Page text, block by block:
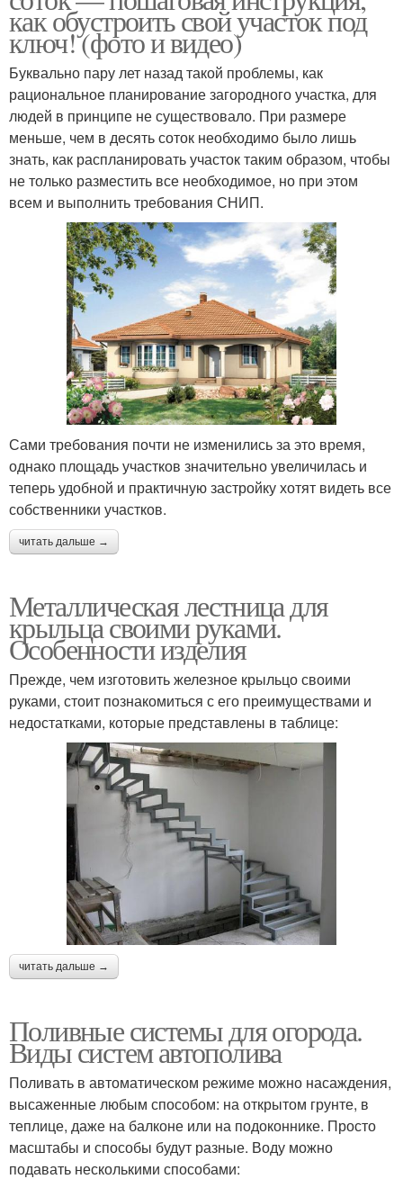
как обустроить свой участок под
ключ! (фото и видео)
Буквально пару лет назад такой проблемы, как
рациональное планирование загородного участка, для
людей в принципе не существовало. При размере
меньше, чем в десять соток необходимо было лишь
знать, как распланировать участок таким образом, чтобы
не только разместить все необходимое, но при этом
всем и выполнить требования СНИП.
Сами требования почти не изменились за это время,
однако площадь участков значительно увеличилась и
теперь удобной и практичную застройку хотят видеть все
собственники участков.
читать дальше →
Металлическая лестница для
крыльца своими руками.
Особенности изделия
Прежде, чем изготовить железное крыльцо своими
руками, стоит познакомиться с его преимуществами и
недостатками, которые представлены в таблице:
читать дальше →
Поливные системы для огорода.
Виды систем автополива
Поливать в автоматическом режиме можно насаждения,
высаженные любым способом: на открытом грунте, в
теплице, даже на балконе или на подоконнике. Просто
масштабы и способы будут разные. Воду можно
подавать несколькими способами: